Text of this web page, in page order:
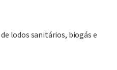
lodos sanitários, biogás e